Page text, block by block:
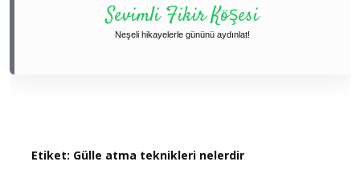
Sevimli Fikir Köşesi
Neşeli hikayelerle gününü aydınlat!
Etiket: Gülle atma teknikleri nelerdir